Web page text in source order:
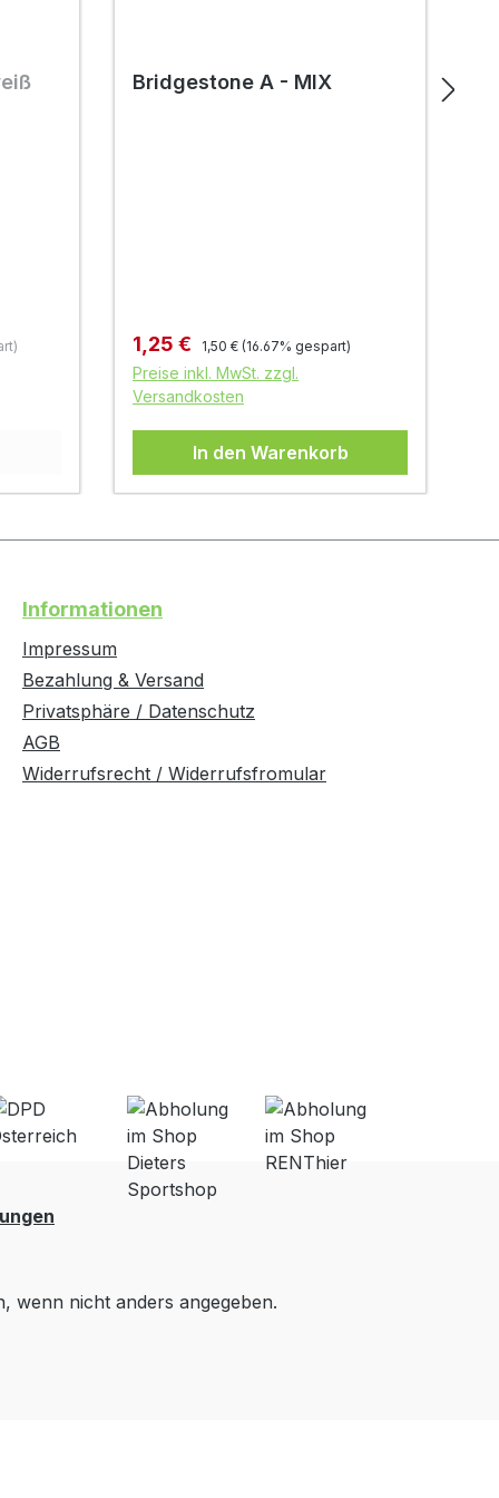
Bridgestone A - MIX
Verkaufspreis:
1,25 € Regulärer Preis:
1,50 € (16.67% gespart)
Preise inkl. MwSt. zzgl.
Versandkosten
In den Warenkorb
Informationen
Impressum
Bezahlung & Versand
Privatsphäre / Datenschutz
AGB
Widerrufsrecht / Widerrufsfromular
wenn nicht anders angegeben.